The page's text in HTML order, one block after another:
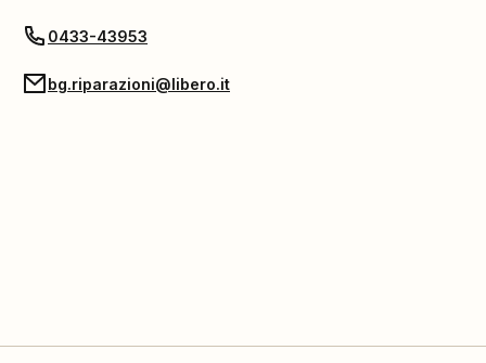
0433-43953
bg.riparazioni@libero.it